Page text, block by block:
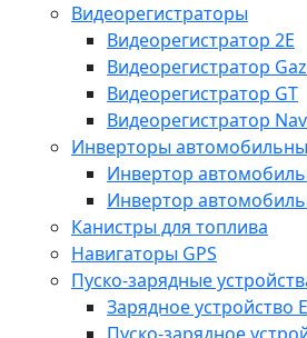
Видеорегистраторы
Видеорегистратор 2E
Видеорегистратор
Видеорегистратор GT
Видеорегистратор
Инверторы
Инвертор
Инвертор
Канистры для топлива
Навигаторы GPS
Пуско-зарядные
Зарядное устройство